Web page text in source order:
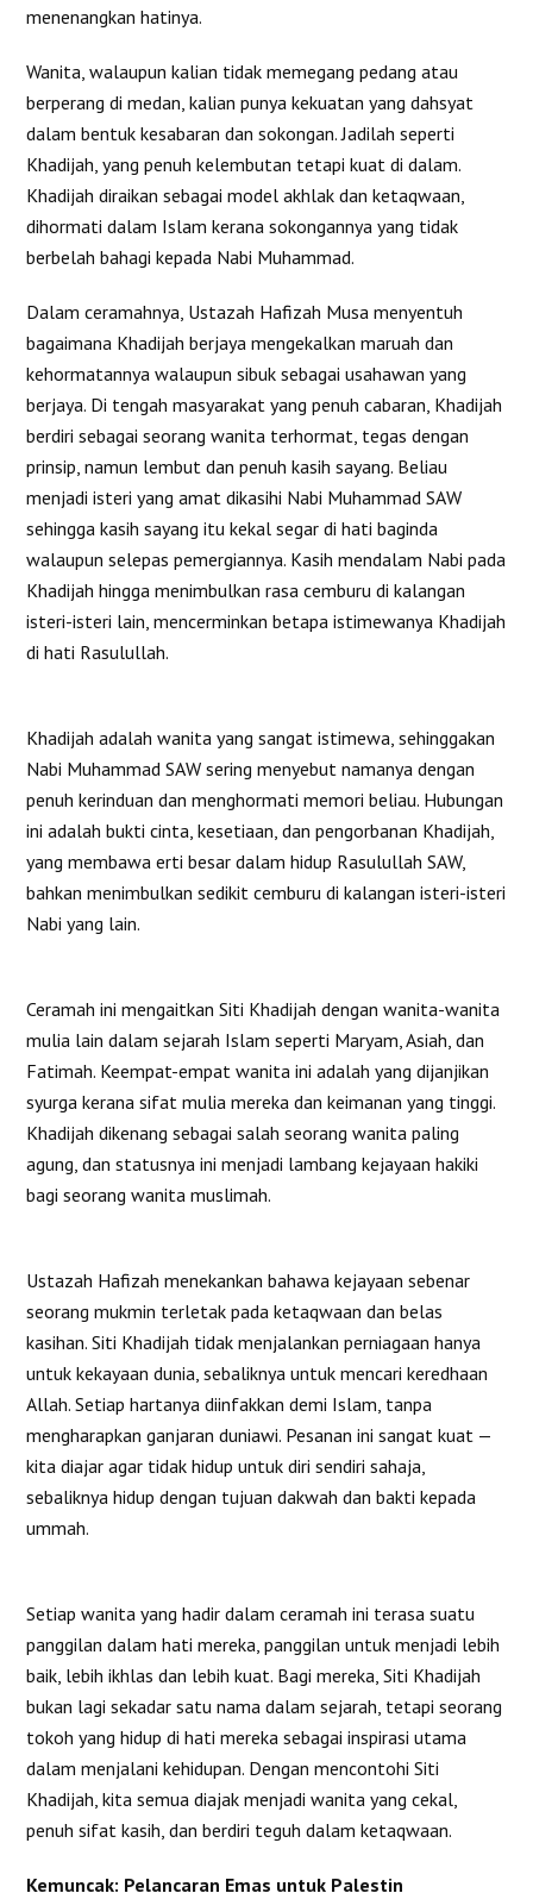
menenangkan hatinya.
Wanita, walaupun kalian tidak memegang pedang atau
berperang di medan, kalian punya kekuatan yang dahsyat
dalam bentuk kesabaran dan sokongan. Jadilah seperti
Khadijah, yang penuh kelembutan tetapi kuat di dalam.
Khadijah diraikan sebagai model akhlak dan ketaqwaan,
dihormati dalam Islam kerana sokongannya yang tidak
berbelah bahagi kepada Nabi Muhammad.
Dalam ceramahnya, Ustazah Hafizah Musa menyentuh
bagaimana Khadijah berjaya mengekalkan maruah dan
kehormatannya walaupun sibuk sebagai usahawan yang
berjaya. Di tengah masyarakat yang penuh cabaran, Khadijah
berdiri sebagai seorang wanita terhormat, tegas dengan
prinsip, namun lembut dan penuh kasih sayang. Beliau
menjadi isteri yang amat dikasihi Nabi Muhammad SAW
sehingga kasih sayang itu kekal segar di hati baginda
walaupun selepas pemergiannya. Kasih mendalam Nabi pada
Khadijah hingga menimbulkan rasa cemburu di kalangan
isteri-isteri lain, mencerminkan betapa istimewanya Khadijah
di hati Rasulullah.
Khadijah adalah wanita yang sangat istimewa, sehinggakan
Nabi Muhammad SAW sering menyebut namanya dengan
penuh kerinduan dan menghormati memori beliau. Hubungan
ini adalah bukti cinta, kesetiaan, dan pengorbanan Khadijah,
yang membawa erti besar dalam hidup Rasulullah SAW,
bahkan menimbulkan sedikit cemburu di kalangan isteri-isteri
Nabi yang lain.
Ceramah ini mengaitkan Siti Khadijah dengan wanita-wanita
mulia lain dalam sejarah Islam seperti Maryam, Asiah, dan
Fatimah. Keempat-empat wanita ini adalah yang dijanjikan
syurga kerana sifat mulia mereka dan keimanan yang tinggi.
Khadijah dikenang sebagai salah seorang wanita paling
agung, dan statusnya ini menjadi lambang kejayaan hakiki
bagi seorang wanita muslimah.
Ustazah Hafizah menekankan bahawa kejayaan sebenar
seorang mukmin terletak pada ketaqwaan dan belas
kasihan. Siti Khadijah tidak menjalankan perniagaan hanya
untuk kekayaan dunia, sebaliknya untuk mencari keredhaan
Allah. Setiap hartanya diinfakkan demi Islam, tanpa
mengharapkan ganjaran duniawi. Pesanan ini sangat kuat —
kita diajar agar tidak hidup untuk diri sendiri sahaja,
sebaliknya hidup dengan tujuan dakwah dan bakti kepada
ummah.
Setiap wanita yang hadir dalam ceramah ini terasa suatu
panggilan dalam hati mereka, panggilan untuk menjadi lebih
baik, lebih ikhlas dan lebih kuat. Bagi mereka, Siti Khadijah
bukan lagi sekadar satu nama dalam sejarah, tetapi seorang
tokoh yang hidup di hati mereka sebagai inspirasi utama
dalam menjalani kehidupan. Dengan mencontohi Siti
Khadijah, kita semua diajak menjadi wanita yang cekal,
penuh sifat kasih, dan berdiri teguh dalam ketaqwaan.
Kemuncak: Pelancaran Emas untuk Palestin